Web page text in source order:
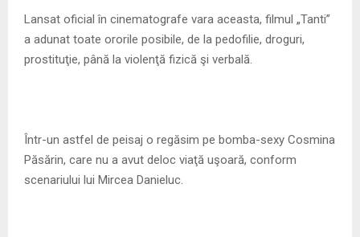
E
U
Lansat oficial în cinematografe vara aceasta, filmul „Tanti”
a adunat toate ororile posibile, de la pedofilie, droguri,
prostituţie, până la violenţă fizică şi verbală.
Într-un astfel de peisaj o regăsim pe bomba-sexy Cosmina
Păsărin, care nu a avut deloc viaţă uşoară, conform
scenariului lui Mircea Danieluc.